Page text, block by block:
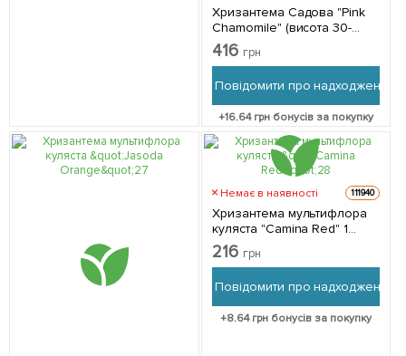
Хризантема Садова "Pink
Chamomile" (висота 30-
50см) 1 саджанець в
упаковці
416 грн
Повідомити про надходження
+16.64грн бонусів за покупку
Немає в наявності 111940
Хризантема мультифлора
куляста "Camina Red" 1
саджанець в упаковці
216 грн
Повідомити про надходження
+8.64грн бонусів за покупку